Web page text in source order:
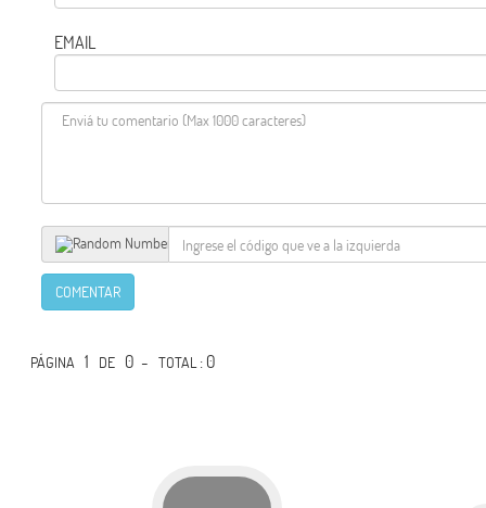
EMAIL
COMENTAR
PÁGINA 1 DE 0 -TOTAL: 0